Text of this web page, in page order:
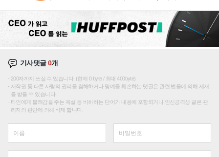
기사댓글0개
200자까지 쓰실 수 있습니다. (현재 0 byte / 최대 400byte)
저작권 등 다른 사람의 권리를 침해하거나 명예를 훼손하는 댓글은 관련 법률에 의해 제재
를 받을 수 있습니다.
타인에게 불쾌감을 주는 욕설 등 비하하는 단어가 내용에 포함되거나 인신공격성 글은 관
리자의 판단에 의해 삭제 합니다.